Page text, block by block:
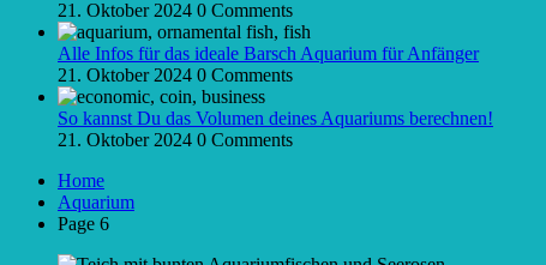
21. Oktober 2024 0 Comments
Alle Infos für das ideale Barsch Aquarium für Anfänger
21. Oktober 2024 0 Comments
So kannst Du das Volumen deines Aquariums berechnen!
21. Oktober 2024 0 Comments
Home
Aquarium
Page 6